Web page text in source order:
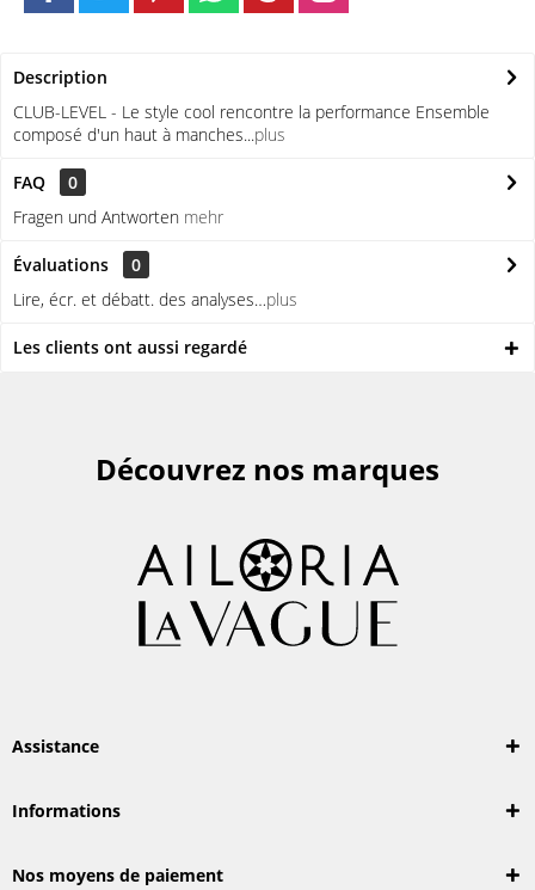
Description
CLUB-LEVEL - Le style cool rencontre la performance Ensemble
composé d'un haut à manches...plus
FAQ
0
Fragen und Antworten mehr
Évaluations
0
Lire, écr. et débatt. des analyses…plus
Les clients ont aussi regardé
Découvrez nos marques
Assistance
Informations
Nos moyens de paiement